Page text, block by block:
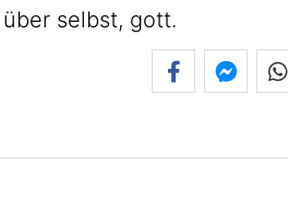
selbst, gott.